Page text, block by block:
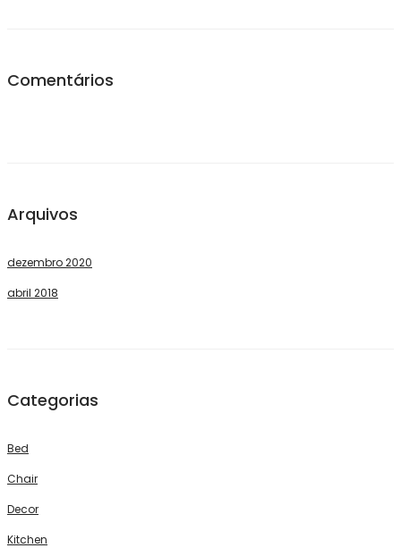
Comentários
Arquivos
dezembro 2020
abril 2018
Categorias
Bed
Chair
Decor
Kitchen